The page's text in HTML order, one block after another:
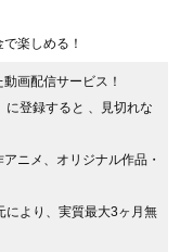
楽しめる！
画配信サービス！
に登録すると 、見切れな
ニメ、オリジナル作品・
により、実質最大3ヶ月無